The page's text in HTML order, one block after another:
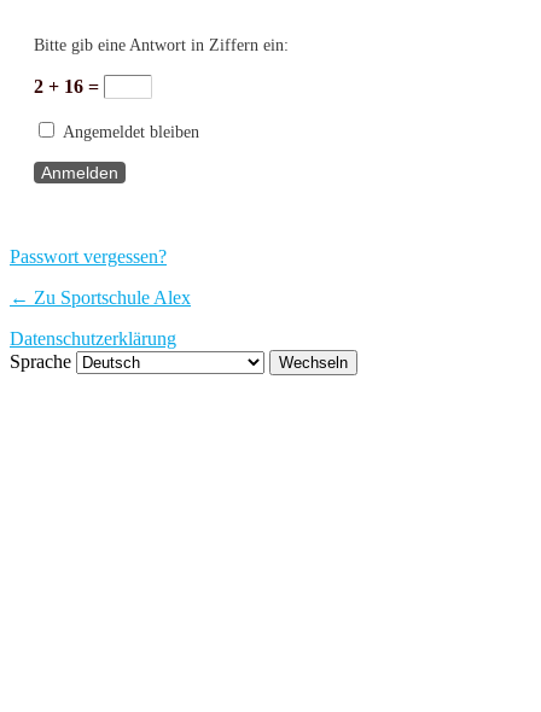
Bitte gib eine Antwort in Ziffern ein:
2 + 16 =
Angemeldet bleiben
Passwort vergessen?
← Zu Sportschule Alex
Datenschutzerklärung
Sprache